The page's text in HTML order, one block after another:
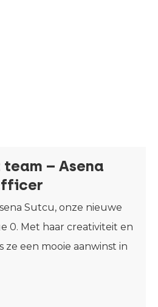
– Asena
Sutcu, onze nieuwe
0. Met haar creativiteit en
ze een mooie aanwinst in